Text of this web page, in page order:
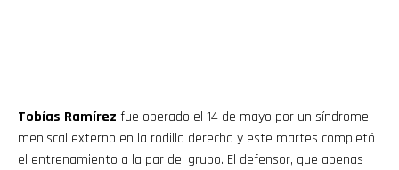
Tobías Ramírez fue operado el 14 de mayo por un síndrome
meniscal externo en la rodilla derecha y este martes completó
el entrenamiento a la par del grupo. El defensor, que apenas